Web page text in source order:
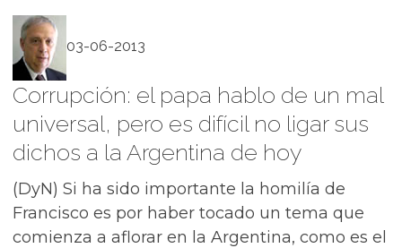
03-06-2013
Corrupción: el papa hablo de un mal
universal, pero es difícil no ligar sus
dichos a la Argentina de hoy
(DyN) Si ha sido importante la homilía de
Francisco es por haber tocado un tema que
comienza a aflorar en la Argentina, como es el